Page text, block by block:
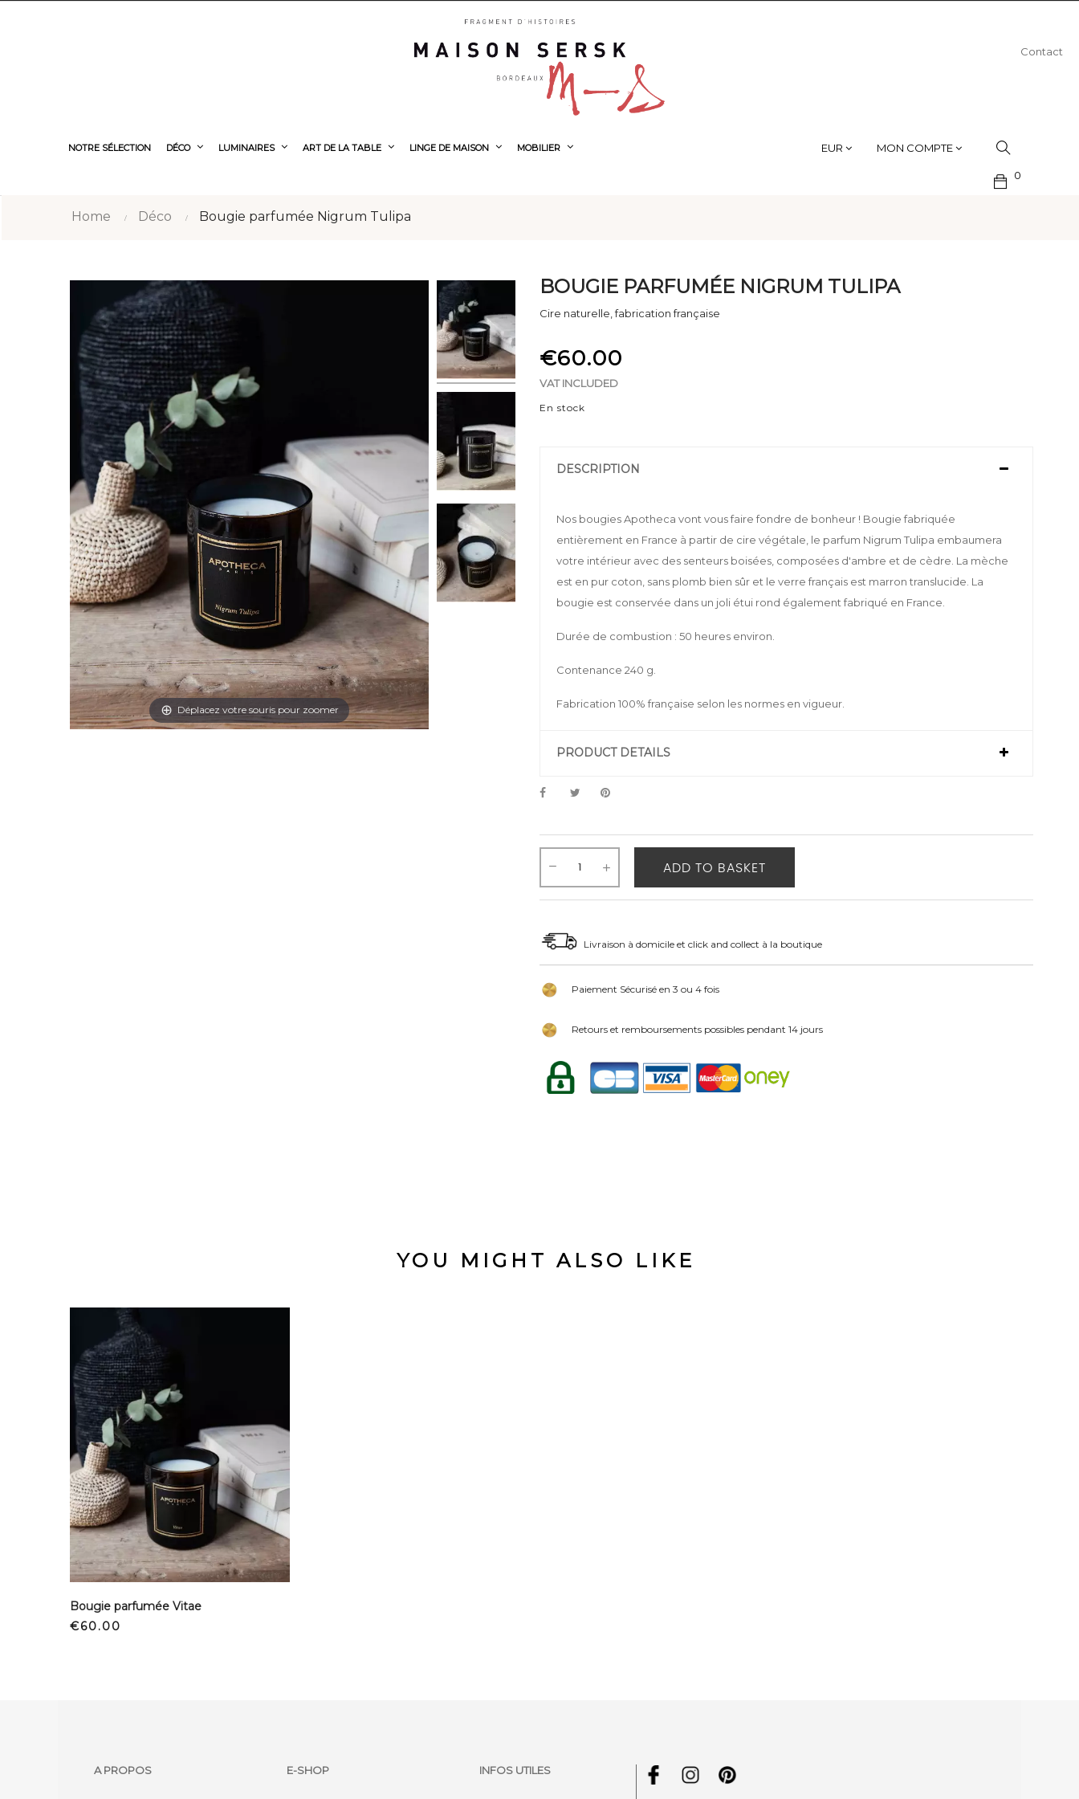
Contact
NOTRE SÉLECTION DÉCO LUMINAIRES ART DE LA TABLE LINGE DE MAISON MOBILIER EUR MON COMPTE
0
Home Déco Bougie parfumée Nigrum Tulipa
Déplacez votre souris pour zoomer
BOUGIE PARFUMÉE NIGRUM TULIPA
Cire naturelle, fabrication française
€60.00
VAT INCLUDED
En stock
DESCRIPTION
Nos bougies Apotheca vont vous faire fondre de bonheur ! Bougie fabriquée
entièrement en France à partir de cire végétale, le parfum Nigrum Tulipa embaumera
votre intérieur avec des senteurs boisées, composées d'ambre et de cèdre. La mèche
est en pur coton, sans plomb bien sûr et le verre français est marron translucide. La
bougie est conservée dans un joli étui rond également fabriqué en France.
Durée de combustion : 50 heures environ.
Contenance 240 g.
Fabrication 100% française selon les normes en vigueur.
PRODUCT DETAILS
ADD TO BASKET
Livraison à domicile et click and collect à la boutique
Paiement Sécurisé en 3 ou 4 fois
Retours et remboursements possibles pendant 14 jours
YOU MIGHT ALSO LIKE
Bougie parfumée Vitae
Price
€60.00
A PROPOS E-SHOP INFOS UTILES